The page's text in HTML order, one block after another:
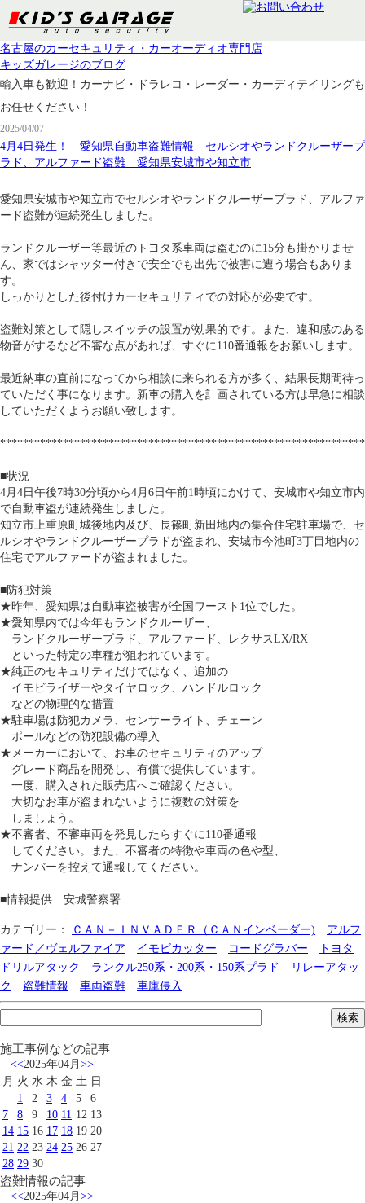
名古屋のカーセキュリティ・カーオーディオ専門店
キッズガレージのブログ
輸入車も歓迎！カーナビ・ドラレコ・レーダー・カーディテイリングも
お任せください！
2025/04/07
4月4日発生！ 愛知県自動車盗難情報 セルシオやランドクルーザープ
ラド、アルファード盗難 愛知県安城市や知立市
愛知県安城市や知立市でセルシオやランドクルーザープラド、アルファ
ード盗難が連続発生しました。
ランドクルーザー等最近のトヨタ系車両は盗むのに15分も掛かりませ
ん、家ではシャッター付きで安全でも出先で被害に遭う場合もありま
す。
しっかりとした後付けカーセキュリティでの対応が必要です。
盗難対策として隠しスイッチの設置が効果的です。また、違和感のある
物音がするなど不審な点があれば、すぐに110番通報をお願いします。
最近納車の直前になってから相談に来られる方が多く、結果長期間待っ
ていただく事になります。新車の購入を計画されている方は早急に相談
していただくようお願い致します。
■状況
4月4日午後7時30分頃から4月6日午前1時頃にかけて、安城市や知立市内
で自動車盗が連続発生しました。
知立市上重原町城後地内及び、長篠町新田地内の集合住宅駐車場で、セ
ルシオやランドクルーザープラドが盗まれ、安城市今池町3丁目地内の
住宅でアルファードが盗まれました。
■防犯対策
★昨年、愛知県は自動車盗被害が全国ワースト1位でした。
★愛知県内では今年もランドクルーザー、
ランドクルーザープラド、アルファード、レクサスLX/RX
といった特定の車種が狙われています。
★純正のセキュリティだけではなく、追加の
イモビライザーやタイヤロック、ハンドルロック
などの物理的な措置
★駐車場は防犯カメラ、センサーライト、チェーン
ポールなどの防犯設備の導入
★メーカーにおいて、お車のセキュリティのアップ
グレード商品を開発し、有償で提供しています。
一度、購入された販売店へご確認ください。
大切なお車が盗まれないように複数の対策を
しましょう。
★不審者、不審車両を発見したらすぐに110番通報
してください。また、不審者の特徴や車両の色や型、
ナンバーを控えて通報してください。
■情報提供 安城警察署
カテゴリー： ＣＡＮ－ＩＮＶＡＤＥＲ（ＣＡＮインベーダー)
アルフ
ァード／ヴェルファイア
イモビカッター コードグラバー
トヨタ
ドリルアタック
ランクル250系・200系・150系プラド
リレーアタッ
ク
盗難情報 車両盗難 車庫侵入
施工事例などの記事
<<2025年04月 >>
月 火 水 木 金 土 日
1
2 3 4 5
6
7
8 9 10 11 12 13
14 15 16 17 18 19 20
21 22 23 24 25 26 27
28 29 30
盗難情報の記事
<<2025年04月 >>